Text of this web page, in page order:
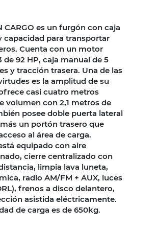
CARGO es un furgón con caja
capacidad para transportar
Cuenta con un motor
de 92 HP, caja manual de 5
y tracción trasera. Una de las
es la amplitud de su
casi cuatro metros
volumen con 2,1 metros de
posee doble puerta lateral
un portón trasero que
al área de carga.
equipado con aire
cierre centralizado con
limpia lava luneta,
radio AM/FM + AUX, luces
frenos a disco delantero,
asistida eléctricamente.
de carga es de 650kg.